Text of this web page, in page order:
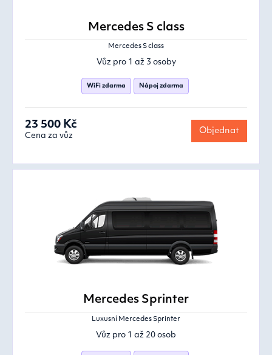
Mercedes S class
Mercedes S class
Vůz pro 1 až 3 osoby
WiFi zdarma Nápoj zdarma
23 500 Kč
Cena za vůz
Objednat
Mercedes Sprinter
Luxusní Mercedes Sprinter
Vůz pro 1 až 20 osob